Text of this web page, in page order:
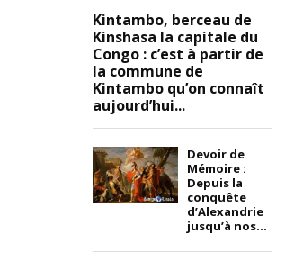
Kintambo, berceau de
Kinshasa la capitale du
Congo : c’est à partir de
la commune de
Kintambo qu’on connaît
aujourd’hui...
Devoir de
Mémoire :
Depuis la
conquête
d’Alexandrie
jusqu’à nos...